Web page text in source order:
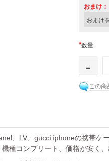
おまけ：
*数量
-
この商
、LV、gucci iphoneの携帯
種コンプリート、価格が安く